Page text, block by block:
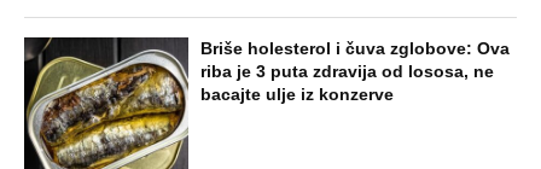
Briše holesterol i čuva zglobove: Ova
riba je 3 puta zdravija od lososa, ne
bacajte ulje iz konzerve